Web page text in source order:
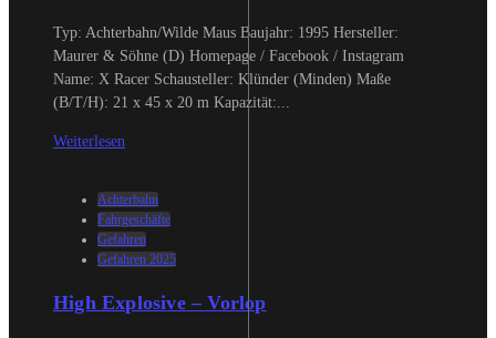
Typ: Achterbahn/Wilde Maus Baujahr: 1995 Hersteller:
Maurer & Söhne (D) Homepage / Facebook / Instagram
Name: X Racer Schausteller: Klünder (Minden) Maße
(B/T/H): 21 x 45 x 20 m Kapazität:...
Weiterlesen
Achterbahn
Fahrgeschäfte
Gefahren
Gefahren 2025
High Explosive – Vorlop